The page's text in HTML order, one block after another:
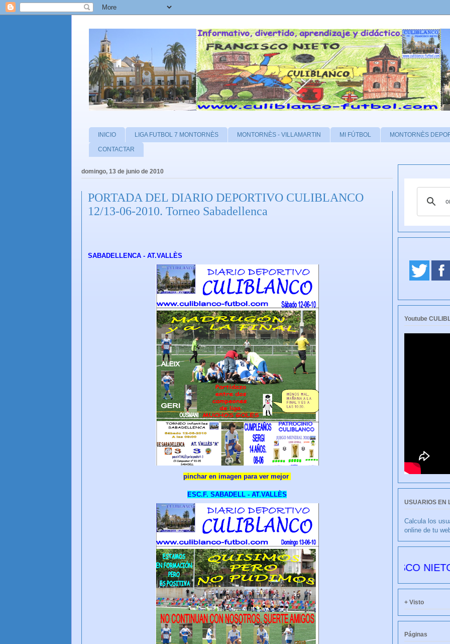
INICIO LIGA FUTBOL 7 MONTORNÈS MONTORNÈS - VILLAMARTIN MI FÚTBOL MONTORNÈS
CONTACTAR
domingo, 13 de junio de 2010
PORTADA DEL DIARIO DEPORTIVO CULIBLANCO
12/13-06-2010. Torneo Sabadellenca
SABADELLENCA - AT.VALLÈS
pinchar en imagen para ver mejor
ESC.F. SABADELL - AT.VALLÈS
Youtube
USUARIOS EN
Calcula los
online de tu
CULIBLANCO por FRANCISCO NIETO
+ Visto
Páginas